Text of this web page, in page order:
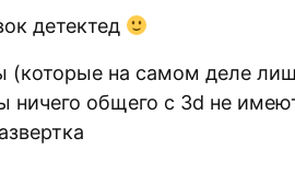
детектед
(которые на самом деле
ничего общего с 3d не